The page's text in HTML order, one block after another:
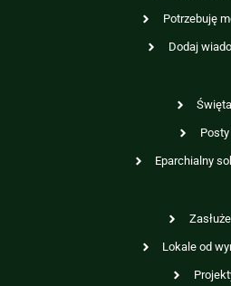
Potrzebuję
Dodaj
Święta
Posty
Eparchialny
Lokale od